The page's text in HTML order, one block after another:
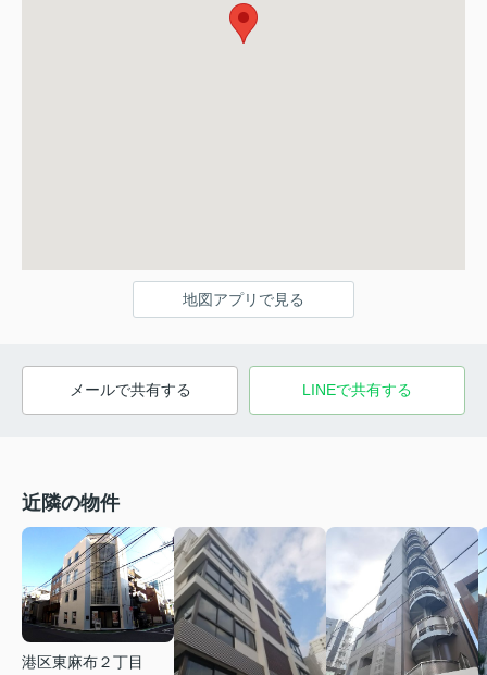
地図アプリで見る
メールで共有する LINEで共有する
近隣の物件
港区東麻布２丁目